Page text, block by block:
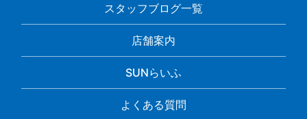
スタッフブログ一覧
店舗案内
SUNらいふ
よくある質問